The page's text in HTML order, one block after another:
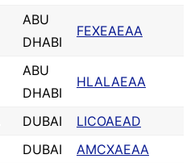
ABU
DHABI
FEXEAEAA
ABU
DHABI
HLALAEAA
DUBAI
LICOAEAD
DUBAI
AMCXAEAA